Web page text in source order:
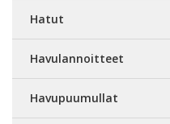
Hatut
Havulannoitteet
Havupuumullat